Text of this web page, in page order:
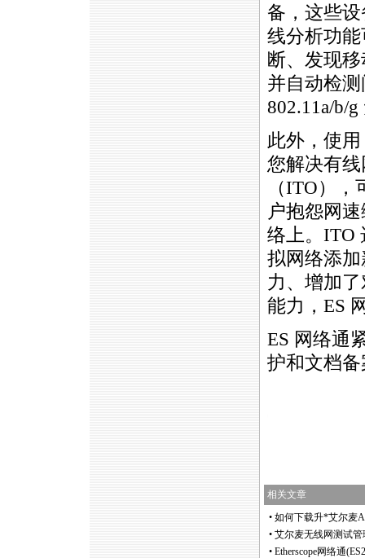
备，这些
线分析功
断、发现
并自动检
802.11a/b/
此外，使
您解决有
（ITO），
户抱怨网
络上。 ITO
拟网络添
力、增加
能力，ES
ES 网络通
护和文档
相关文章
• 如何下载升*艾尔麦
• 艾尔麦无线网测试
• Etherscope网络通